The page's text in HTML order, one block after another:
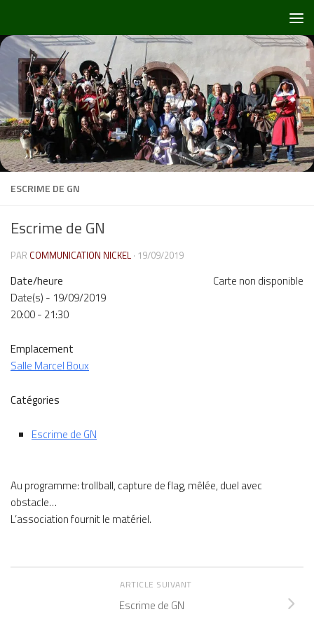
ESCRIME DE GN
Escrime de GN
PAR COMMUNICATION NICKEL · 19/09/2019
Carte non disponible
Date/heure
Date(s) - 19/09/2019
20:00 - 21:30
Emplacement
Salle Marcel Boux
Catégories
Escrime de GN
Au programme: trollball, capture de flag, mêlée, duel avec
obstacle…
L’association fournit le matériel.
ARTICLE SUIVANT
Escrime de GN